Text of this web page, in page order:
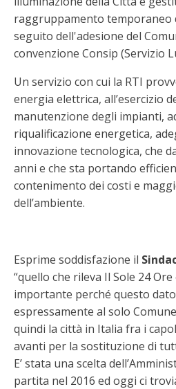
raggruppamento temporaneo
seguito dell'adesione del
convenzione Consip (Servizio
Un servizio con cui la RTI
energia elettrica, all’esercizio
manutenzione degli impianti,
riqualificazione energetica,
innovazione tecnologica, che
anni e che sta portando
contenimento dei costi e
dell’ambiente.
Esprime soddisfazione il
“quello che rileva Il Sole 24
importante perché questo
espressamente al solo
quindi la città in Italia fra i
avanti per la sostituzione di
E’ stata una scelta
partita nel 2016 ed oggi ci